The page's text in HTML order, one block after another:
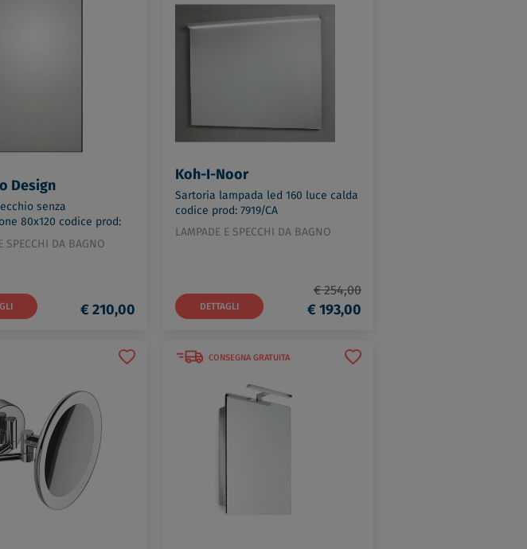
Design
senza
80x120 codice prod:
SPECCHI DA BAGNO
€ 210,00
Koh-I-Noor
Sartoria lampada led 160 luce calda
codice prod: 7919/CA
LAMPADE E SPECCHI DA BAGNO
DETTAGLI
€ 254,00
€ 193,00
CONSEGNA GRATUITA